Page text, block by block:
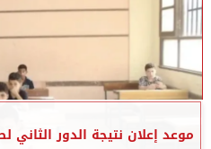
موعد إعلان نتيجة الدور الثاني